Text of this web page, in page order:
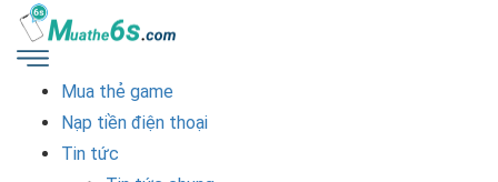
Mua thẻ game
Nạp tiền điện thoại
Tin tức